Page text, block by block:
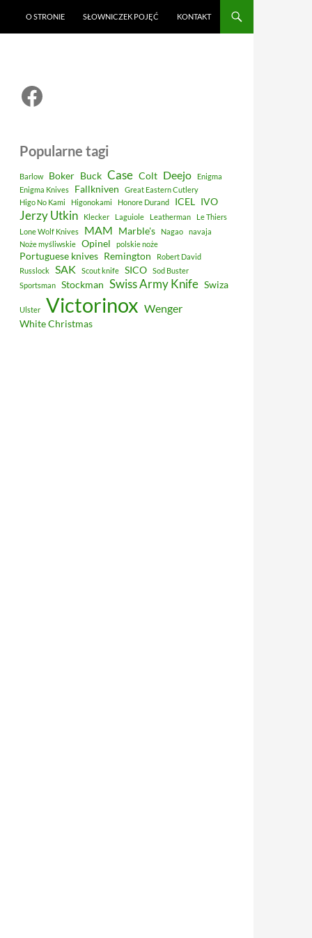
O STRONIE SŁOWNICZEK POJĘĆ KONTAKT
Facebook
Popularne tagi
Barlow Boker Buck Case Colt Deejo
Enigma
Enigma Knives
Fallkniven
Great Eastern Cutlery
Higo No Kami
Higonokami Honore Durand ICEL IVO
Jerzy Utkin Klecker Laguiole Leatherman
Le Thiers
Lone Wolf Knives
MAM Marble's Nagao
navaja
Noże myśliwskie
Opinel polskie noże
Portuguese knives Remington
Robert David
Russlock
SAK Scout knife SICO
Sod Buster
Sportsman
Stockman Swiss Army Knife Swiza
Ulster Victorinox Wenger
White Christmas